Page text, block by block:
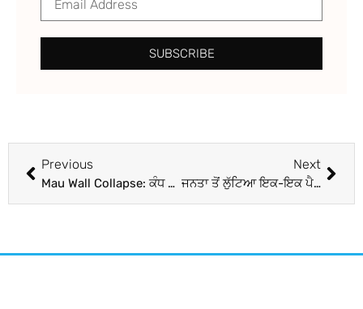
SUBSCRIBE
Previous
Mau Wall Collapse: ਕੰਧ ਡਿੱਗਣ ਕਾਰਨ ਮਾਸੂਮ ਸਮੇਤ ਤਿੰਨ ਔਰਤਾਂ ਦੀ ਮੌਤ; ਦੋ ਦਰਜਨ ਔਰਤਾਂ ਜ਼ਖ਼ਮੀ
Next
ਜਨਤਾ ਤੋਂ ਲੁੱਟਿਆ ਇਕ-ਇਕ ਪੈਸਾ ਵਾਪਿਸ ਕਰਨਾ ਹੋਵੇਗਾ : PM ਮੋਦੀ ਨੇ 200 ਕਰੋੜ ਦੀ ਨਕਦੀ ਦੀ ਵਸੂਲੀ ‘ਤੇ ਟੈਕਸ ਛਾਪੇਮਾਰੀ ਤੋਂ ਬਾਅਦ ਕਾਂਗਰਸ ‘ਤੇ ਵਿੰਨ੍ਹਿਆ ਨਿਸ਼ਾਨਾ